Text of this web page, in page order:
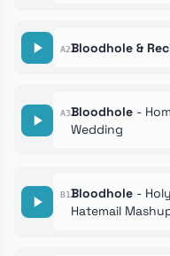
A2Bloodhole &
A3Bloodhole -
Wedding
B1Bloodhole -
Hatemail